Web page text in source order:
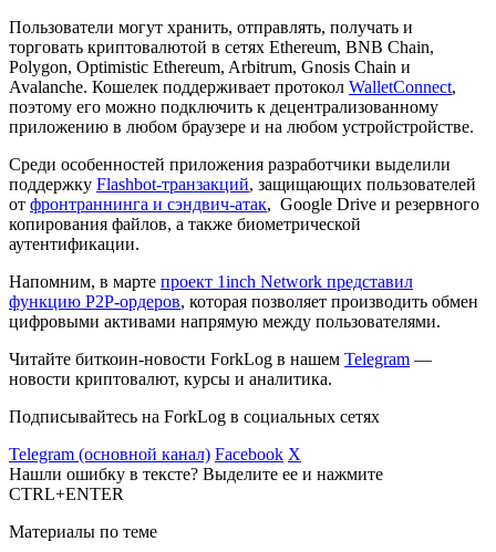
Пользователи могут хранить, отправлять, получать и
торговать криптовалютой в сетях Ethereum, BNB Chain,
Polygon, Optimistic Ethereum, Arbitrum, Gnosis Chain и
Avalanche. Кошелек поддерживает протокол WalletConnect,
поэтому его можно подключить к децентрализованному
приложению в любом браузере и на любом устройстройстве.
Среди особенностей приложения разработчики выделили
поддержку Flashbot-транзакций, защищающих пользователей
от фронтраннинга и сэндвич-атак, Google Drive и резервного
копирования файлов, а также биометрической
аутентификации.
Напомним, в марте проект 1inch Network представил
функцию P2P-ордеров, которая позволяет производить обмен
цифровыми активами напрямую между пользователями.
Читайте биткоин-новости ForkLog в нашем Telegram —
новости криптовалют, курсы и аналитика.
Подписывайтесь на ForkLog в социальных сетях
Telegram (основной канал) Facebook X
Нашли ошибку в тексте? Выделите ее и нажмите
CTRL+ENTER
Материалы по теме